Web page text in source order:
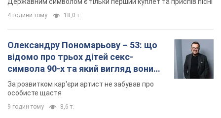
Державним символом є тільки перший куплет та приспів пісні
4 години тому 18,0 т.
Олександру Пономарьову – 53: що
відомо про трьох дітей секс-
символа 90-х та який вигляд вони
мають
За розвитком кар'єри артист не забував про
особисте щастя
9 годин тому 8,6 т.